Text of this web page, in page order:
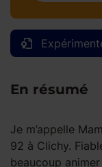
En résumé
Je m’appelle
92 à Clichy.
beaucoup